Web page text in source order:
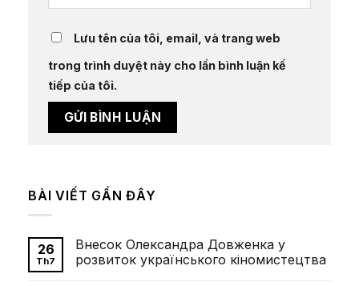
Lưu tên của tôi, email, và trang web
trong trình duyệt này cho lần bình luận kế
tiếp của tôi.
BÀI VIẾT GẦN ĐÂY
26
Th7
Внесок Олександра Довженка у
розвиток українського кіномистецтва